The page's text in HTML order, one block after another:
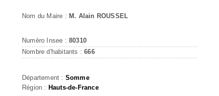
Nom du Maire : M. Alain ROUSSEL
Numéro Insee : 80310
Nombre d'habitants :666
Département : Somme
Région : Hauts-de-France